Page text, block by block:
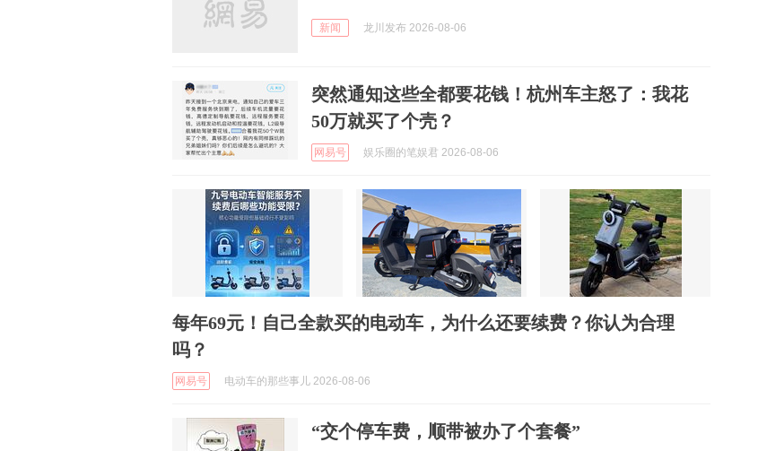
新闻 龙川发布 2026-08-06
突然通知这些全都要花钱！杭州车主怒了：我花
50万就买了个壳？
网易号 娱乐圈的笔娱君 2026-08-06
每年69元！自己全款买的电动车，为什么还要续费？你认为合理
吗？
网易号 电动车的那些事儿 2026-08-06
“交个停车费，顺带被办了个套餐”